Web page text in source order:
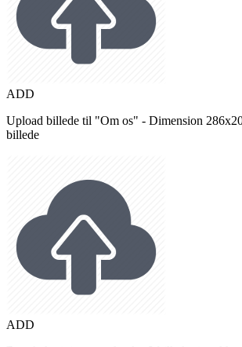
ADD
Upload billede til "Om os" - Dimension
billede
ADD